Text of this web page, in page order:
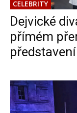
CELEBRITY
Dejvické
přímém